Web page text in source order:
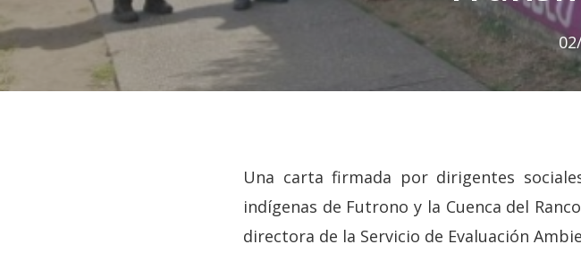
Una carta firmada por dirigentes
indígenas de Futrono y la Cuenca del
directora de la Servicio de Evaluación